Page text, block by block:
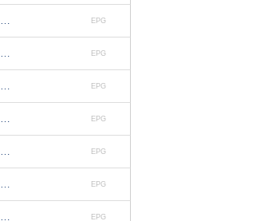
EPG
EPG
EPG
EPG
EPG
EPG
EPG